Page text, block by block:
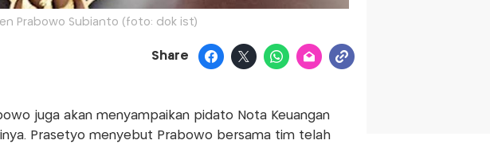
Prabowo Subianto (foto: dok ist)
Share
juga akan menyampaikan pidato Nota Keuangan
Prasetyo menyebut Prabowo bersama tim telah